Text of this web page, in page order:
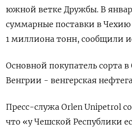
южной ветке Дружбы. В
суммарные поставки в
1 миллиона тонн, сообщили
Основной покупатель сорта
Венгрии - венгерская
Пресс-служа Orlen Unipetrol
что «у Чешской Республики